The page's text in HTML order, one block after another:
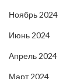
Ноябрь 2024
Июнь 2024
Апрель 2024
Март 2024